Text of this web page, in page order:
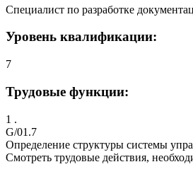
Специалист по разработке
Уровень квалификации:
7
Трудовые функции:
1 .
G/01.7
Определение структуры системы
Смотреть трудовые действия,